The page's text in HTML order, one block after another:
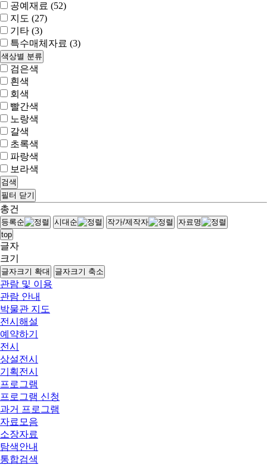
공예재료 (52)
지도 (27)
기타 (3)
특수매체자료 (3)
색상별 분류
검은색
흰색
회색
빨간색
노랑색
갈색
초록색
파랑색
보라색
검색
필터 닫기
총건
등록순 시대순 작가/제작자
자료명
top
글자
크기
글자크기 확대 글자크기 축소
관람 및 이용
관람 안내
박물관 지도
전시해설
예약하기
전시
상설전시
기획전시
프로그램
프로그램 신청
과거 프로그램
자료모음
소장자료
탐색안내
통합검색